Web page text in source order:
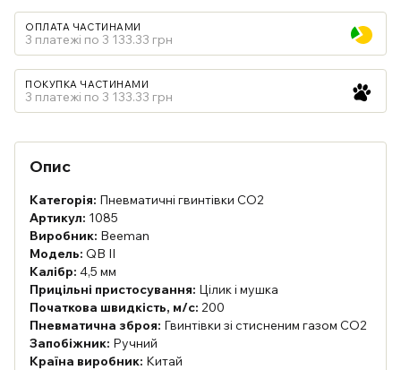
ОПЛАТА ЧАСТИНАМИ
3 платежі по 3 133.33 грн
ПОКУПКА ЧАСТИНАМИ
3 платежі по 3 133.33 грн
Опис
Категорія: Пневматичні гвинтівки CO2
Артикул: 1085
Виробник: Beeman
Модель: QB II
Калібр: 4,5 мм
Прицільні пристосування: Цілик і мушка
Початкова швидкість, м/с: 200
Пневматична зброя: Гвинтівки зі стисненим газом CO2
Запобіжник: Ручний
Країна виробник: Китай